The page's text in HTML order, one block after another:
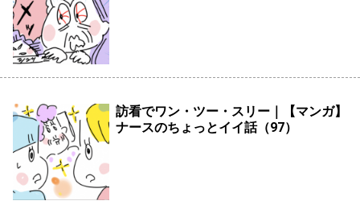
訪看でワン・ツー・スリー｜【マンガ】
ナースのちょっとイイ話（97）